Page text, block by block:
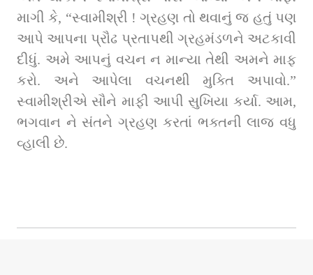
માગી કે, “સ્વામીશ્રી ! ગ્રહણ તો થવાનું જ હતું પણ
આપે આપના પ્રૌઢ પ્રતાપથી ગ્રહમંડળને અટકાવી
દીધું. અમે આપનું વચન ન માન્યા તેથી અમને માફ
કરો. અને આપેલા વચનથી મુક્તિ અપાવો.”
સ્વામીશ્રીએ સૌને માફી આપી સુખિયા કર્યા. આમ,
ભગવાન ને સંતને ગ્રહણ કરતાં ભક્તની લાજ વધુ
વ્હાલી છે.